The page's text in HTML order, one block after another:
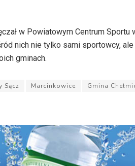
w Powiatowym Centrum
nich nie tylko sami sportowcy,
gminach.
Sącz Marcinkowice Gmina